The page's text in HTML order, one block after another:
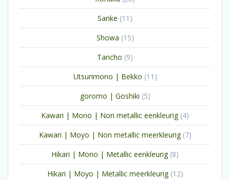
producten
Sanke 11 11
producten
Showa 1515
producten
Tancho 99
producten
Utsurimono | Bekko 11 11
producten
goromo | Goshiki 55
producten
Kawari | Mono | Non metallic eenkleurig 44
producten
Kawari | Moyo | Non metallic meerkleurig 77
producten
Hikari | Mono | Metallic eenkleurig 88
producten
Hikari | Moyo | Metallic meerkleurig 1212